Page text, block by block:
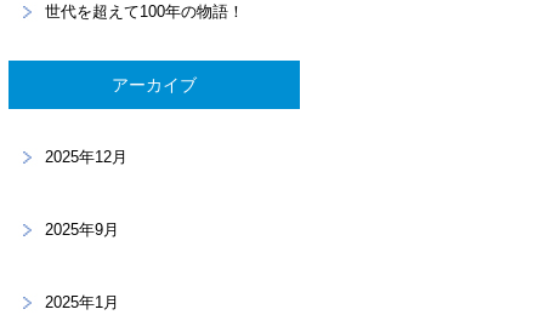
世代を超えて100年の物語！
アーカイブ
2025年12月
2025年9月
2025年1月